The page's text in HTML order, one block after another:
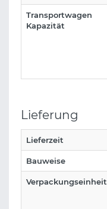
Transportwagen
Kapazität
Lieferung
Lieferzeit
Bauweise
Verpackungseinheit